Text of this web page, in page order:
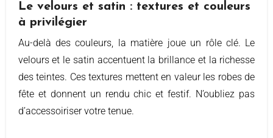
Le velours et satin : textures et couleurs
à privilégier
Au-delà des couleurs, la matière joue un rôle clé. Le
velours et le satin accentuent la brillance et la richesse
des teintes. Ces textures mettent en valeur les robes de
fête et donnent un rendu chic et festif. N’oubliez pas
d’accessoiriser votre tenue.